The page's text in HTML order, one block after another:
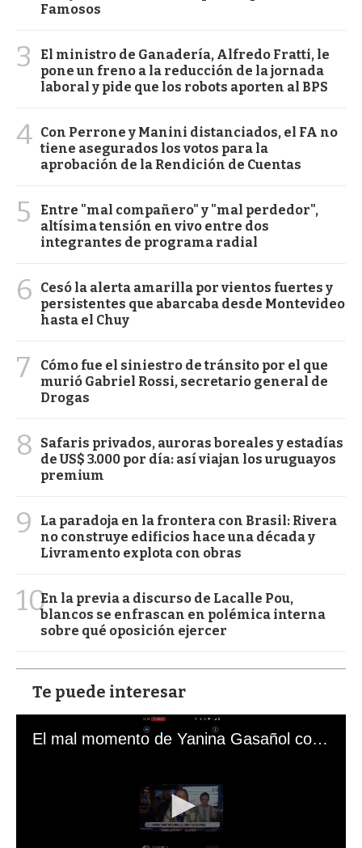
Famosos
3
El ministro de Ganadería, Alfredo Fratti, le
pone un freno a la reducción de la jornada
laboral y pide que los robots aporten al BPS
4 Con Perrone y Manini distanciados, el FA no
tiene asegurados los votos para la
aprobación de la Rendición de Cuentas
5
Entre "mal compañero" y "mal perdedor",
altísima tensión en vivo entre dos
integrantes de programa radial
6
Cesó la alerta amarilla por vientos fuertes y
persistentes que abarcaba desde Montevideo
hasta el Chuy
7
Cómo fue el siniestro de tránsito por el que
murió Gabriel Rossi, secretario general de
Drogas
8
Safaris privados, auroras boreales y estadías
de US$ 3.000 por día: así viajan los uruguayos
premium
9
La paradoja en la frontera con Brasil: Rivera
no construye edificios hace una década y
Livramento explota con obras
10En la previa a discurso de Lacalle Pou,
blancos se enfrascan en polémica interna
sobre qué oposición ejercer
Te puede interesar
El mal momento de Yanina Gasañol con un hincha argentino en "Subrayado"